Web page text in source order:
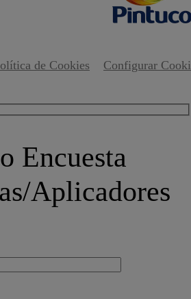
de Cookies Configurar
Encuesta
Aplicadores